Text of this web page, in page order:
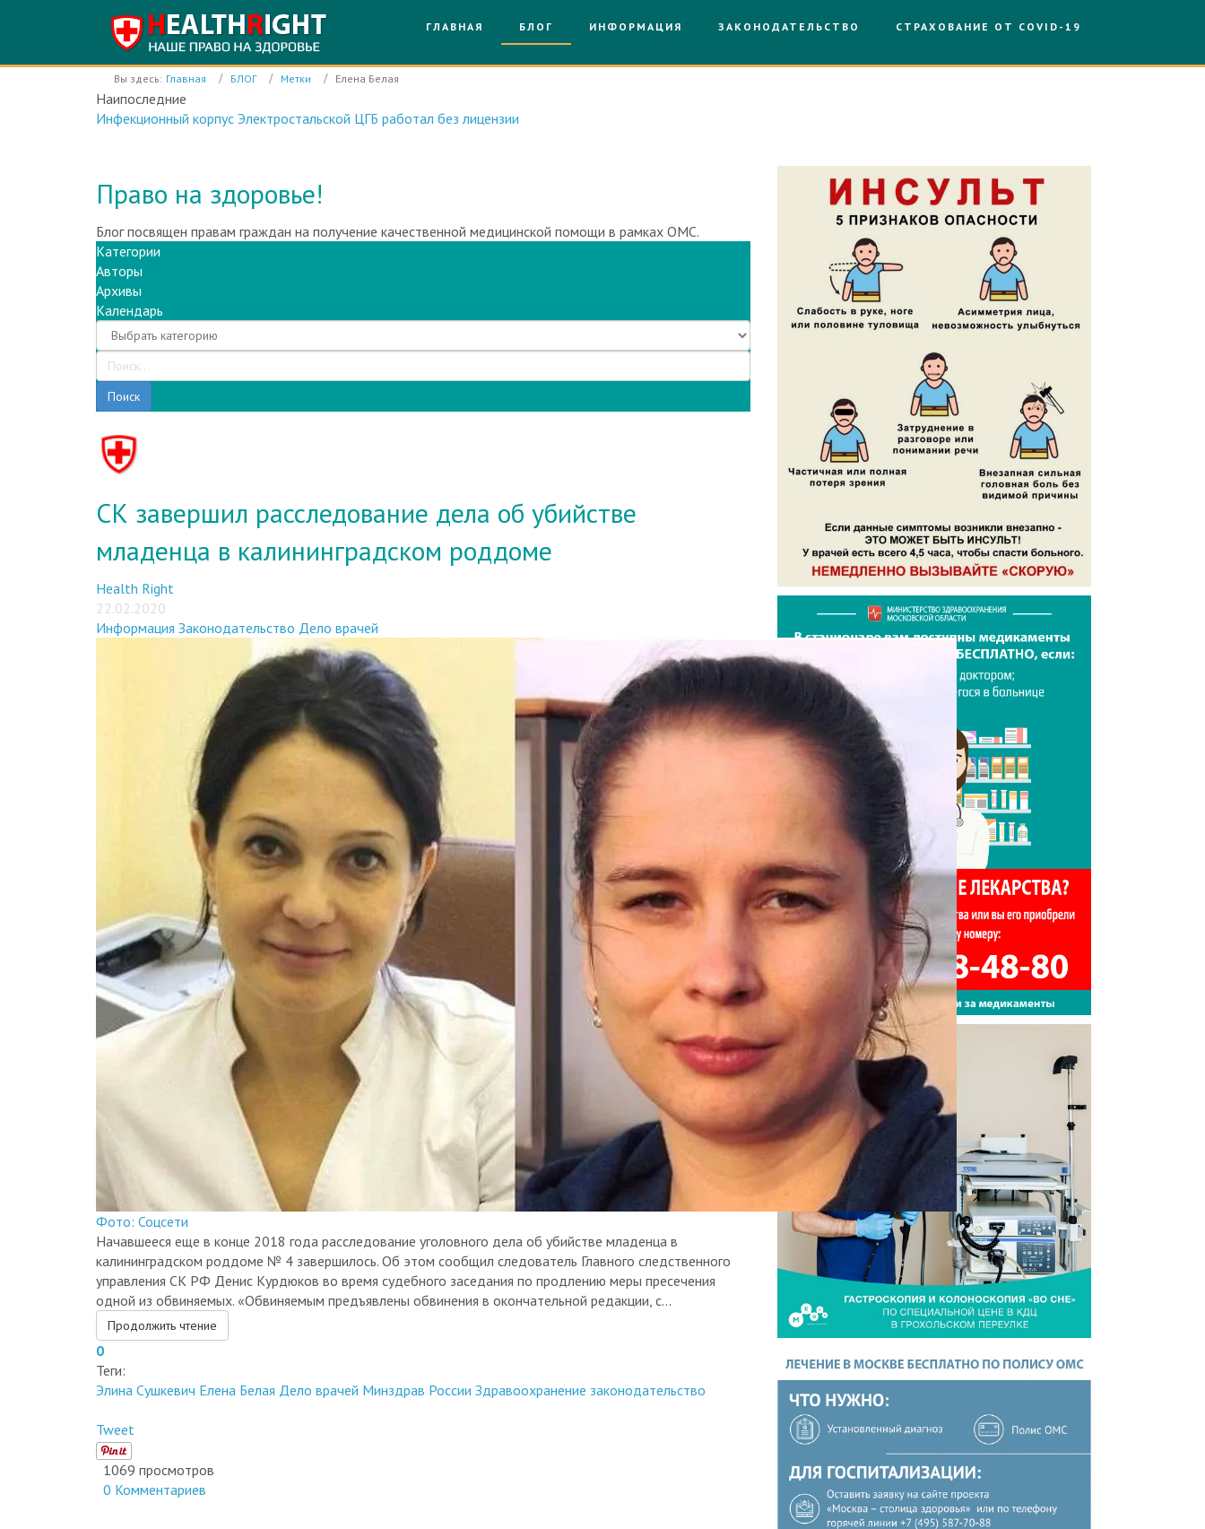
ГЛАВНАЯ БЛОГ ИНФОРМАЦИЯ ЗАКОНОДАТЕЛЬСТВО СТРАХОВАНИЕ ОТ COVID-19
Вы здесь: Главная БЛОГ Метки Елена Белая
Наипоследние
Инфекционный корпус Электростальской ЦГБ работал без лицензии
Блог посвящен правам граждан на получение качественной медицинской помощи в рамках ОМС.
Категории
Авторы
Архивы
Календарь
Поиск
младенца в калининградском роддоме
Health Right
22.02.2020
Информация
Фото: Соцсети
Начавшееся еще в конце 2018 года расследование уголовного дела об убийстве младенца в
калининградском роддоме № 4 завершилось. Об этом сообщил следователь Главного следственного
управления СК РФ Денис Курдюков во время судебного заседания по продлению меры пресечения
одной из обвиняемых. «Обвиняемым предъявлены обвинения в окончательной редакции, с...
Продолжить чтение
Теги:
Элина Сушкевич
1069 просмотров
0 Комментариев